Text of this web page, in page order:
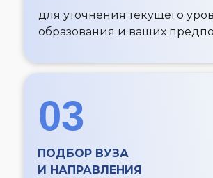
03
ПОДБОР ВУЗА
И НАПРАВЛЕНИЯ
для уточнения текущего
образования и ваших